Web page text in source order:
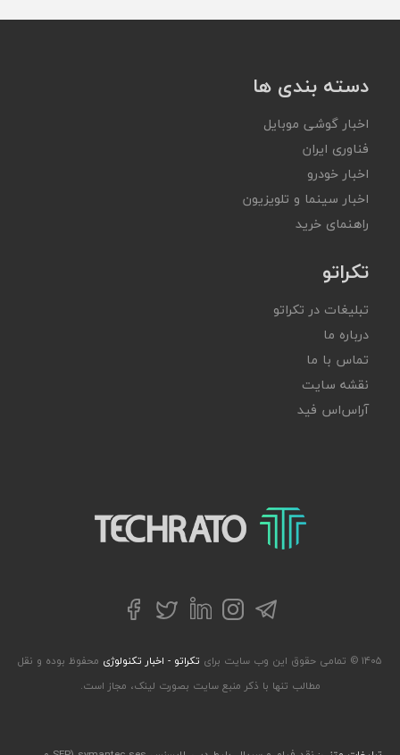
دسته بندی ها
اخبار گوشی موبایل
فناوری ایران
اخبار خودرو
اخبار سینما و تلویزیون
راهنمای خرید
تکراتو
تبلیغات در تکراتو
درباره ما
تماس با ما
نقشه سایت
آر‌اس‌اس فید
تکراتو – زندگی با تکنولوژی
تلگراماینستاگرام
لینکداینتوییترفیسبوک
۱۴۰۵ © تمامی حقوق این وب سایت برای تکراتو - اخبار تکنولوژی محفوظ بوده و نقل
مطالب تنها با ذکر منبع سایت بصورت لینک، مجاز است.